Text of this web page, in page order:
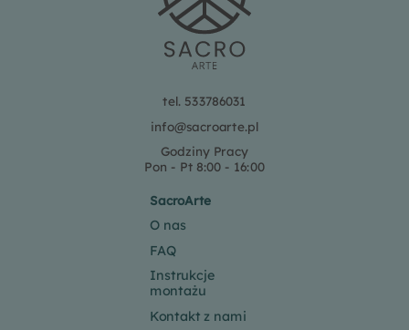
tel. 533786031
info@sacroarte.pl
Godziny Pracy
Pon - Pt 8:00 - 16:00
SacroArte
O nas
FAQ
Instrukcje
montażu
Kontakt z nami